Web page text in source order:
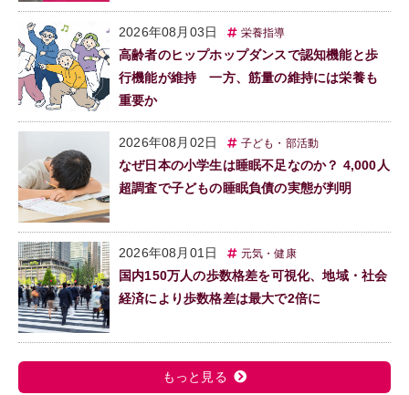
2026年08月03日 栄養指導
高齢者のヒップホップダンスで認知機能と歩
行機能が維持 一方、筋量の維持には栄養も
重要か
2026年08月02日 子ども・部活動
なぜ日本の小学生は睡眠不足なのか？ 4,000人
超調査で子どもの睡眠負債の実態が判明
2026年08月01日 元気・健康
国内150万人の歩数格差を可視化、地域・社会
経済により歩数格差は最大で2倍に
もっと見る